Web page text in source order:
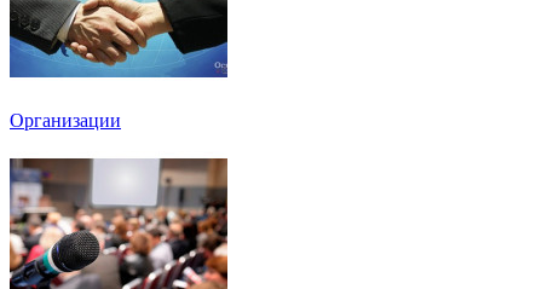
Организации